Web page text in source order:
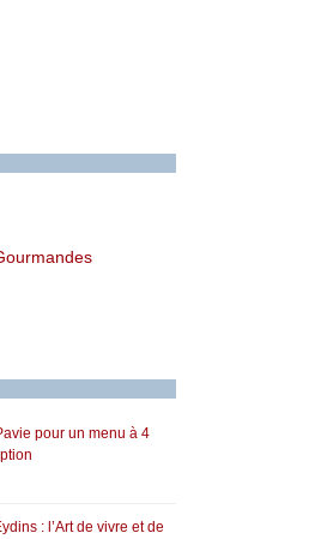
pour un menu à 4
: l’Art de vivre et de